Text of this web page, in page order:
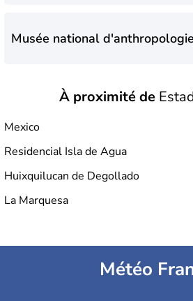
Musée national
À proximité de
Mexico
Residencial Isla de Agua
Huixquilucan de Degollado
La Marquesa
Météo